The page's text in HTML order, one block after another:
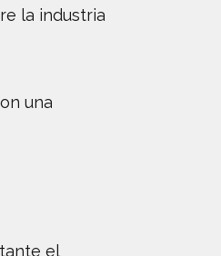
la industria
una
el